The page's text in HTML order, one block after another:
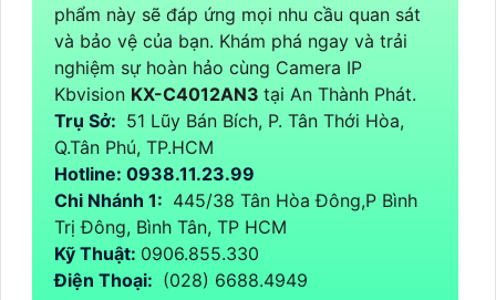
phẩm này sẽ đáp ứng mọi nhu cầu quan sát
và bảo vệ của bạn. Khám phá ngay và trải
nghiệm sự hoàn hảo cùng Camera IP
Kbvision KX-C4012AN3 tại An Thành Phát.
Trụ Sở: 51 Lũy Bán Bích, P. Tân Thới Hòa,
Q.Tân Phú, TP.HCM
Hotline: 0938.11.23.99
Chi Nhánh 1: 445/38 Tân Hòa Đông,P Bình
Trị Đông, Bình Tân, TP HCM
Kỹ Thuật: 0906.855.330
Điện Thoại: (028) 6688.4949